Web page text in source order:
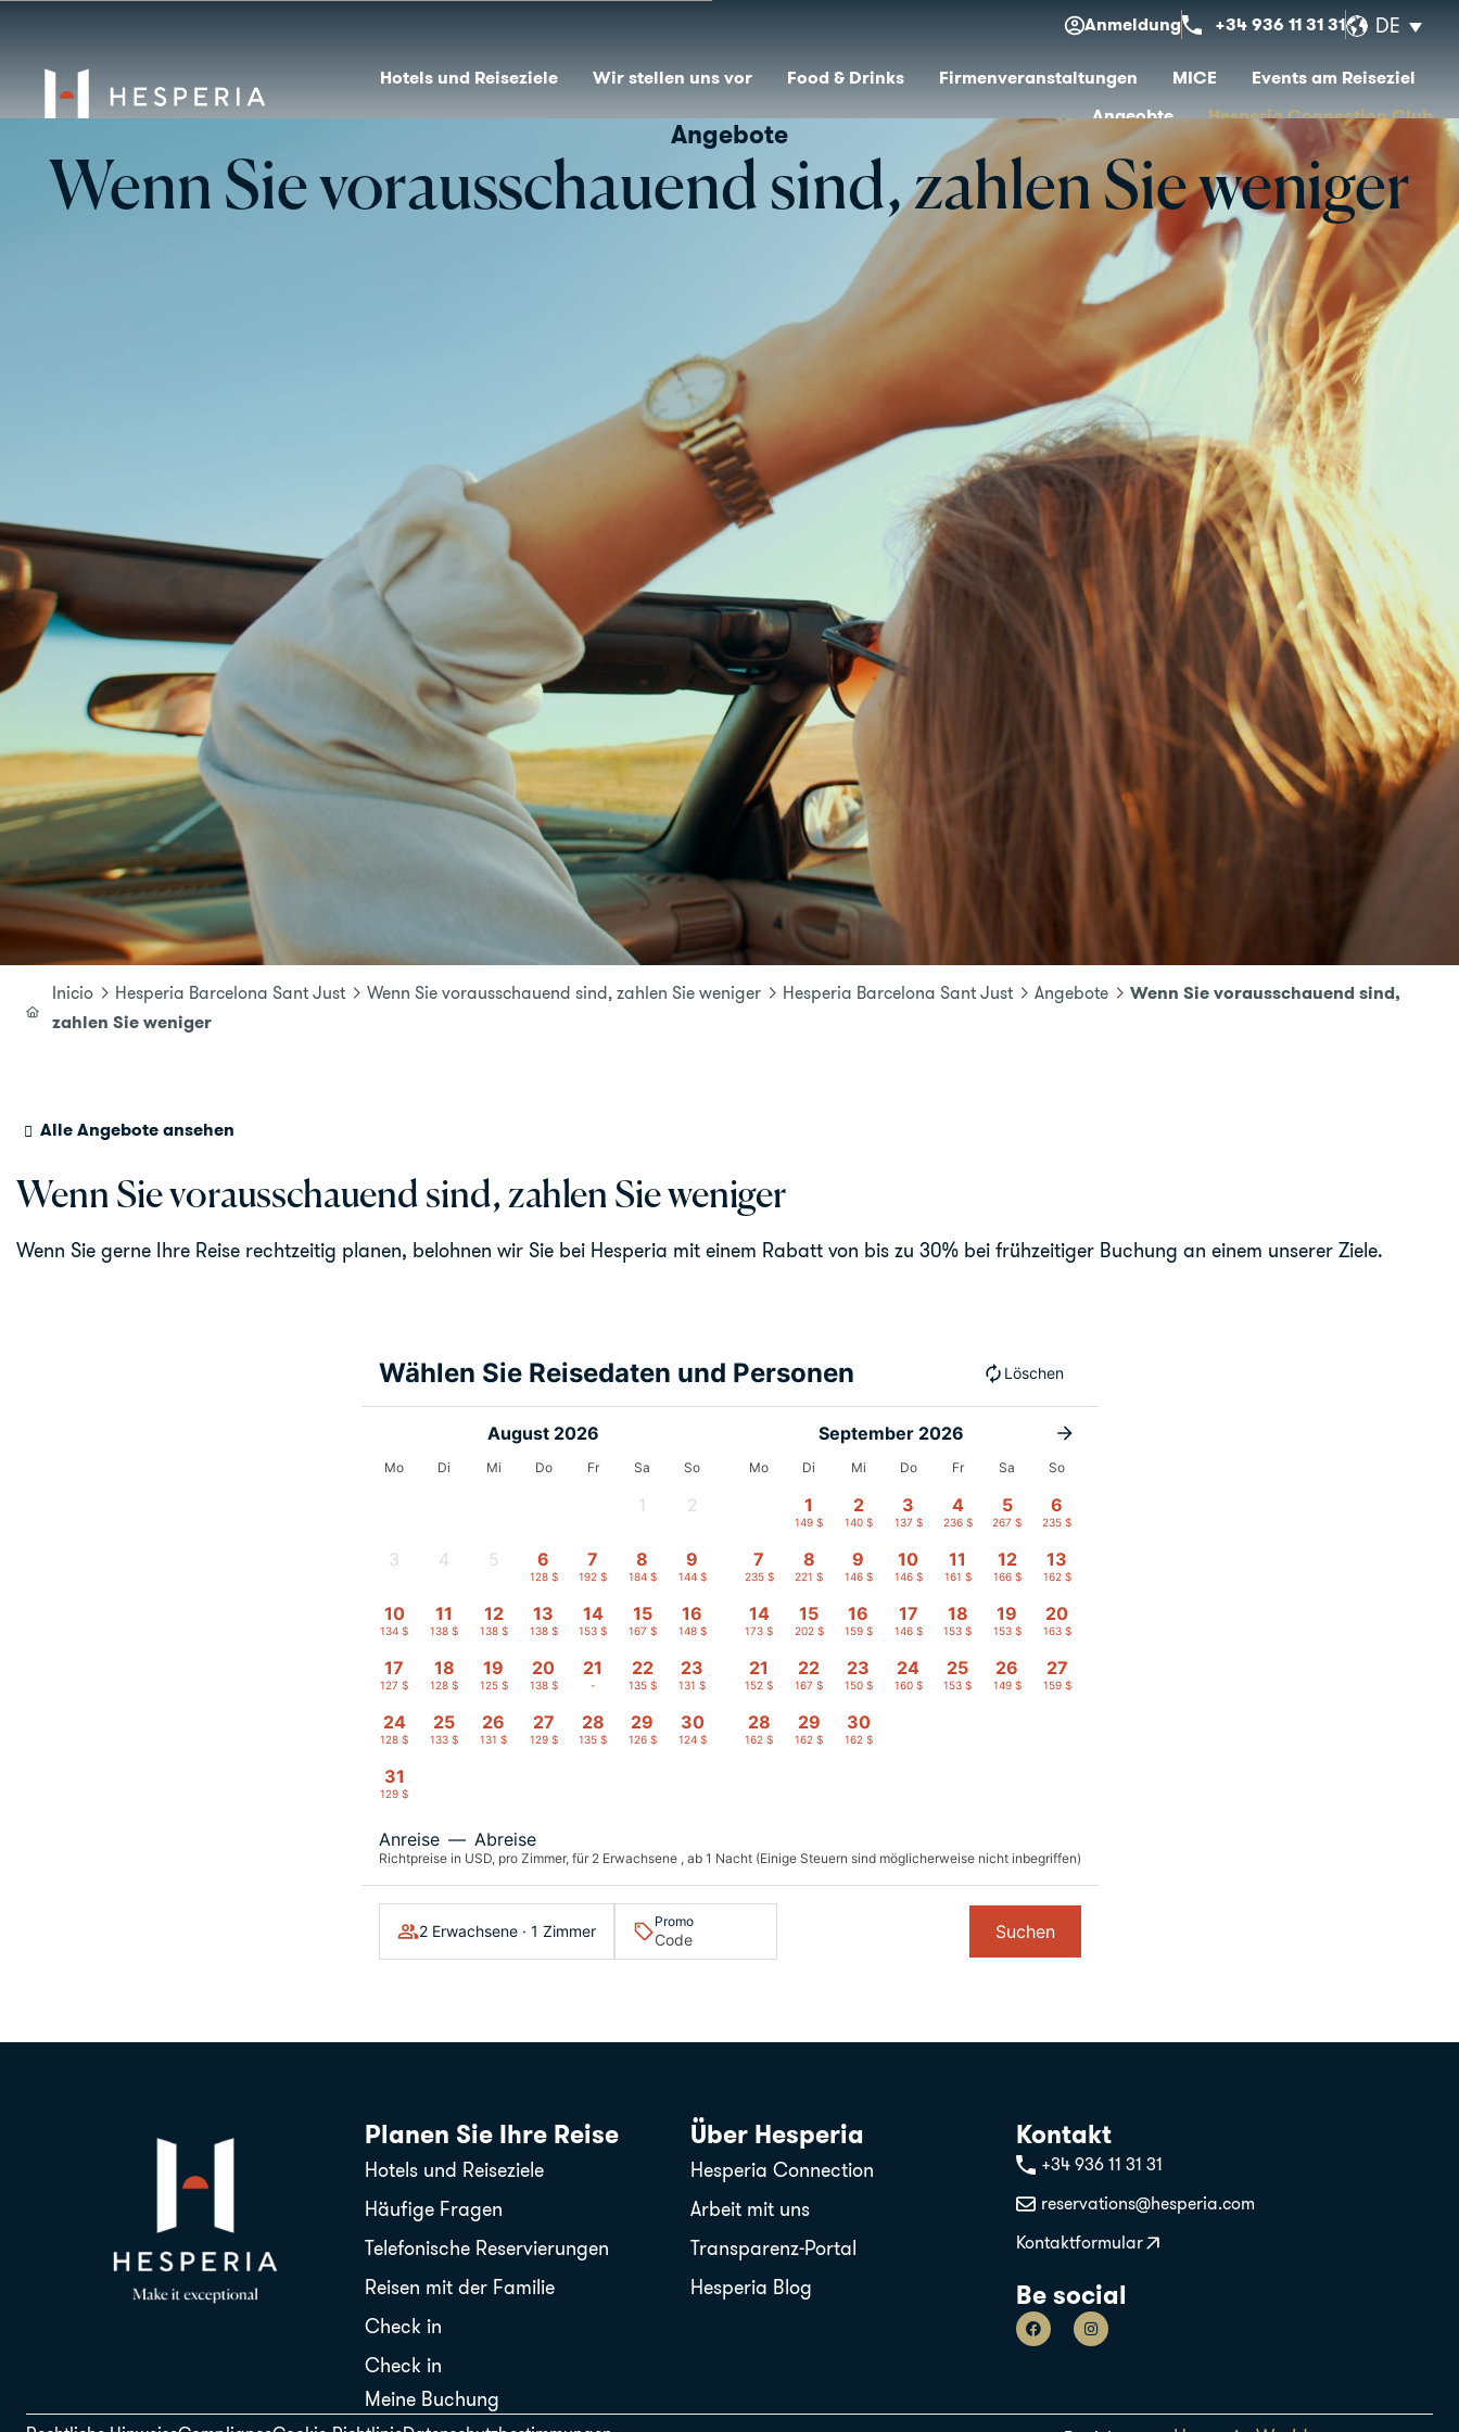
Anmeldung +34 936 11 31 31 DE
Hotels und Reiseziele Wir stellen uns vor Food & Drinks Firmenveranstaltungen MICE
Events am Reiseziel
Angeobte
Hesperia Connection Club
Angebote
Wenn Sie vorausschauend sind, zahlen Sie weniger
Inicio Hesperia Barcelona Sant Just Wenn Sie vorausschauend sind, zahlen Sie weniger Hesperia Barcelona Sant Just Angebote
Wenn Sie vorausschauend sind,
zahlen Sie weniger
Alle Angebote ansehen
Wenn Sie vorausschauend sind, zahlen Sie weniger
Wenn Sie gerne Ihre Reise rechtzeitig planen, belohnen wir Sie bei Hesperia mit einem Rabatt von bis zu 30% bei frühzeitiger Buchung an einem unserer Ziele.
Wählen Sie Reisedaten und Personen Löschen
August 2026
Mo Di Mi Do Fr Sa So
1 2
3 4 5 6
128 $
7
192 $
8
184 $
9
144 $
10
134 $
11
138 $
12
138 $
13
138 $
14
153 $
15
167 $
16
148 $
17
127 $
18
128 $
19
125 $
20
138 $
21
-
22
135 $
23
131 $
24
128 $
25
133 $
26
131 $
27
129 $
28
135 $
29
126 $
30
124 $
31
129 $
September 2026
Mo Di Mi Do Fr Sa So
1
149 $
2
140 $
3
137 $
4
236 $
5
267 $
6
235 $
7
235 $
8
221 $
9
146 $
10
146 $
11
161 $
12
166 $
13
162 $
14
173 $
15
202 $
16
159 $
17
146 $
18
153 $
19
153 $
20
163 $
21
152 $
22
167 $
23
150 $
24
160 $
25
153 $
26
149 $
27
159 $
28
162 $
29
162 $
30
162 $
Anreise — Abreise
Richtpreise in USD, pro Zimmer, für 2 Erwachsene , ab 1 Nacht (Einige Steuern sind möglicherweise nicht inbegriffen)
2 Erwachsene · 1 Zimmer Promo Suchen
Planen Sie Ihre Reise
Hotels und Reiseziele
Häufige Fragen
Telefonische Reservierungen
Reisen mit der Familie
Check in
Check in
Meine Buchung
Über Hesperia
Hesperia Connection
Arbeit mit uns
Transparenz-Portal
Hesperia Blog
Kontakt
+34 936 11 31 31
reservations@hesperia.com
Kontaktformular
Be social